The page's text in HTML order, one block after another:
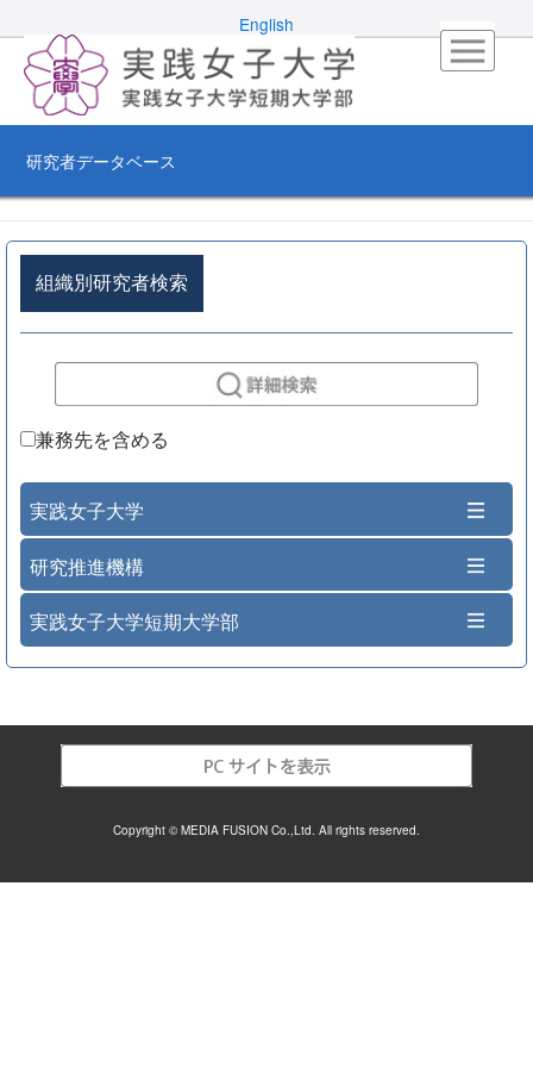
English
研究者データベース
組織別研究者検索
兼務先を含める
実践女子大学
研究推進機構
実践女子大学短期大学部
Copyright © MEDIA FUSION Co.,Ltd. All rights reserved.